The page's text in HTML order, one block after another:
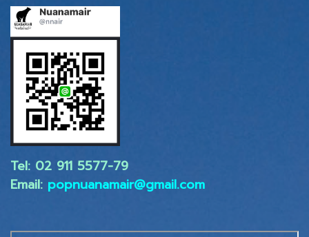
Tel: 02 ​911 5577-79
Email: popnuanamair@gmail.com